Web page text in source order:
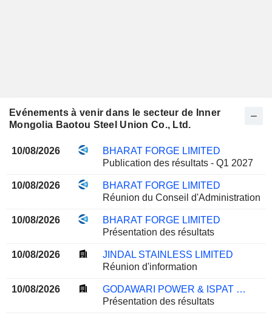
Evénements à venir dans le secteur de Inner
Mongolia Baotou Steel Union Co., Ltd.
10/08/2026
BHARAT FORGE LIMITED
Publication des résultats - Q1 2027
10/08/2026
BHARAT FORGE LIMITED
Réunion du Conseil d'Administration
10/08/2026
BHARAT FORGE LIMITED
Présentation des résultats
10/08/2026
JINDAL STAINLESS LIMITED
Réunion d'information
10/08/2026
GODAWARI POWER & ISPAT LIMITED
Présentation des résultats